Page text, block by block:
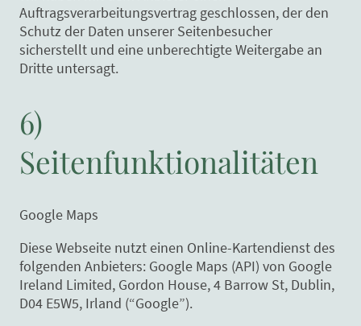
Auftragsverarbeitungsvertrag geschlossen, der den
Schutz der Daten unserer Seitenbesucher
sicherstellt und eine unberechtigte Weitergabe an
Dritte untersagt.
6)
Seitenfunktionalitäten
Google Maps
Diese Webseite nutzt einen Online-Kartendienst des
folgenden Anbieters: Google Maps (API) von Google
Ireland Limited, Gordon House, 4 Barrow St, Dublin,
D04 E5W5, Irland (“Google”).